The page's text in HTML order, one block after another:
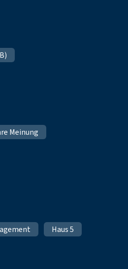
Meinung
Haus 5